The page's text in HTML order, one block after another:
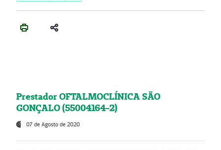
Prestador OFTALMOCLÍNICA SÃO
GONÇALO (55004164-2)
07 de Agosto de 2020